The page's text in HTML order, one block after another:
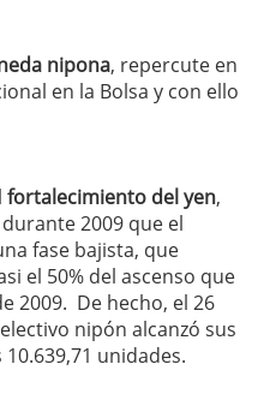
nipona, repercute en
en la Bolsa y con ello
fortalecimiento del yen,
2009 que el
fase bajista, que
el 50% del ascenso que
2009. De hecho, el 26
nipón alcanzó sus
unidades.